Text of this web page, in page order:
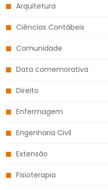
Arquitetura
Ciências Contábeis
Comunidade
Data comemorativa
Direito
Enfermagem
Engenharia Civil
Extensão
Fisioterapia